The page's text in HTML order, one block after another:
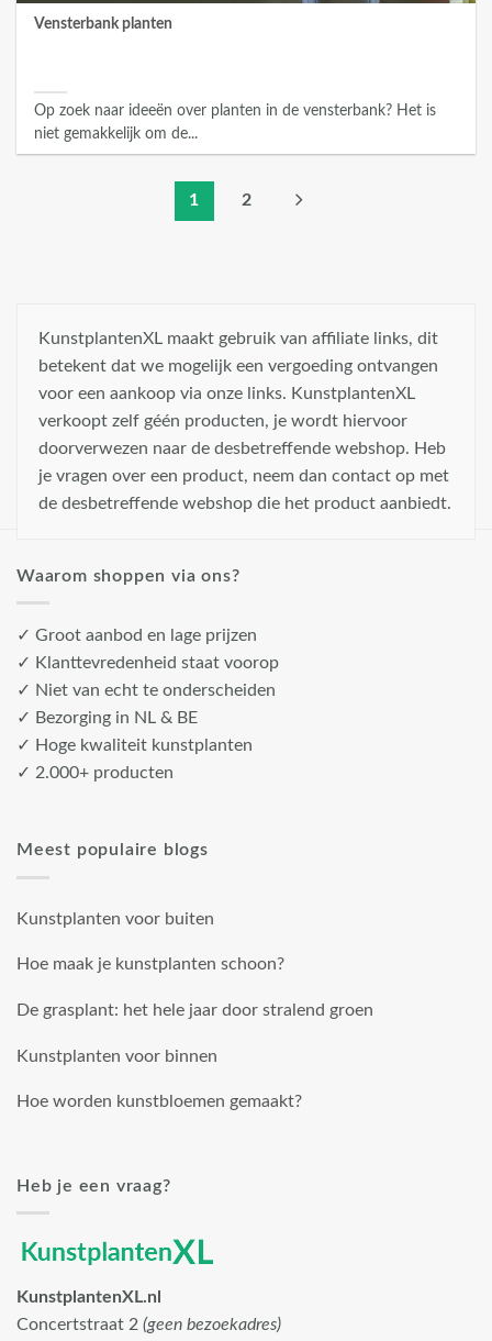
Vensterbank planten
Op zoek naar ideeën over planten in de vensterbank? Het is
niet gemakkelijk om de...
1 2
KunstplantenXL maakt gebruik van affiliate links, dit
betekent dat we mogelijk een vergoeding ontvangen
voor een aankoop via onze links. KunstplantenXL
verkoopt zelf géén producten, je wordt hiervoor
doorverwezen naar de desbetreffende webshop. Heb
je vragen over een product, neem dan contact op met
de desbetreffende webshop die het product aanbiedt.
Waarom shoppen via ons?
✓ Groot aanbod en lage prijzen
✓ Klanttevredenheid staat voorop
✓ Niet van echt te onderscheiden
✓ Bezorging in NL & BE
✓ Hoge kwaliteit kunstplanten
✓ 2.000+ producten
Meest populaire blogs
Kunstplanten voor buiten
Hoe maak je kunstplanten schoon?
De grasplant: het hele jaar door stralend groen
Kunstplanten voor binnen
Hoe worden kunstbloemen gemaakt?
Heb je een vraag?
KunstplantenXL.nl
Concertstraat 2 (geen bezoekadres)